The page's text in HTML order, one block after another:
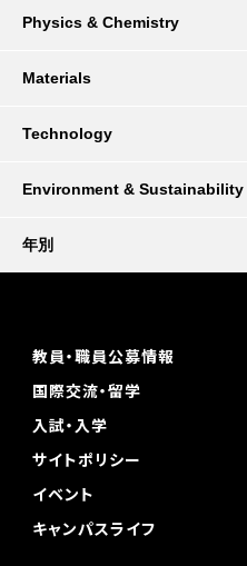
Physics & Chemistry
Materials
Technology
Environment & Sustainability
年別
教員・職員公募情報
国際交流・留学
入試・入学
サイトポリシー
イベント
キャンパスライフ